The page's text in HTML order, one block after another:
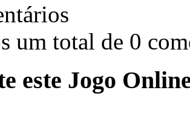
um total de 0
este Jogo